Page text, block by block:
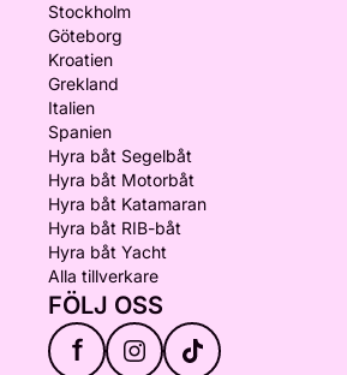
Stockholm
Göteborg
Kroatien
Grekland
Italien
Spanien
Hyra båt Segelbåt
Hyra båt Motorbåt
Hyra båt Katamaran
Hyra båt RIB-båt
Hyra båt Yacht
Alla tillverkare
FÖLJ OSS
f